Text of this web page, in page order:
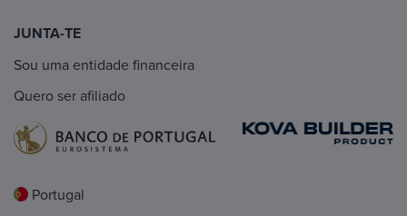
JUNTA-TE
Sou uma entidade financeira
Quero ser afiliado
Portugal